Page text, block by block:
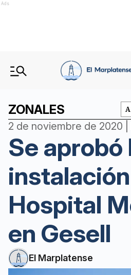
Ads
ZONALES
2 de noviembre de 2020 |
Se aprobó
Hospital
en Gesell
El Marplatense